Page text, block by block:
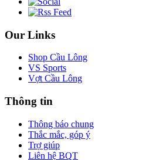
Our Links
Shop Cầu Lông
VS Sports
Vợt Cầu Lông
Thông tin
Thông báo chung
Thắc mắc, góp ý
Trợ giúp
Liên hệ BQT